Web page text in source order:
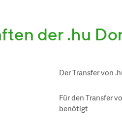
der .hu
Der Transfer von
Für den Transfer
benötigt